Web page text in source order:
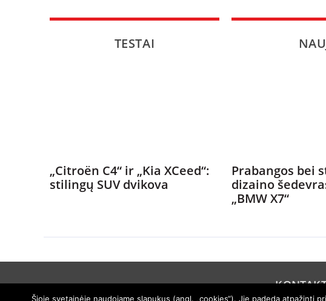
TESTAI
„Citroën C4“ ir „Kia XCeed“:
stilingų SUV dvikova
Prabangos bei
dizaino
„BMW X7“
Šioje svetainėje naudojame slapukus (angl. „cookies“). Jie padeda